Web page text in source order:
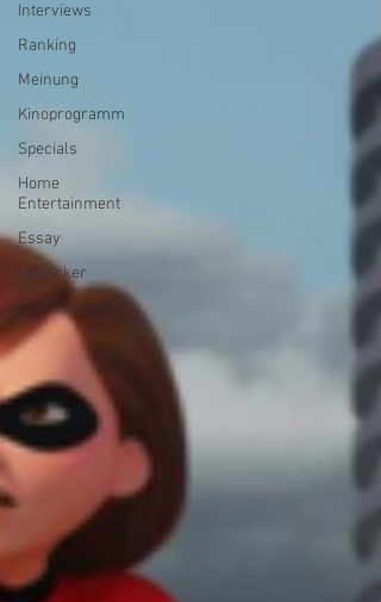
Interviews
Ranking
Meinung
Kinoprogramm
Specials
Home
Entertainment
Essay
Liveticker